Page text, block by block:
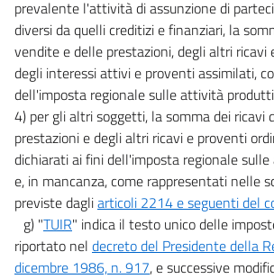
prevalente l'attività di assunzione di
diversi da quelli creditizi e finanziari, la
vendite e delle prestazioni, degli altri ricavi
degli interessi attivi e proventi assimilati,
dell'imposta regionale sulle attività
4) per gli altri soggetti, la somma dei ricavi
prestazioni e degli altri ricavi e proventi
dichiarati ai fini dell'imposta regionale
e, in mancanza, come rappresentati nelle
previste dagliarticoli 2214 e seguenti del
g) "TUIR" indica il testo unico delle
riportato nel decreto del Presidente della
dicembre 1986, n. 917, e successive